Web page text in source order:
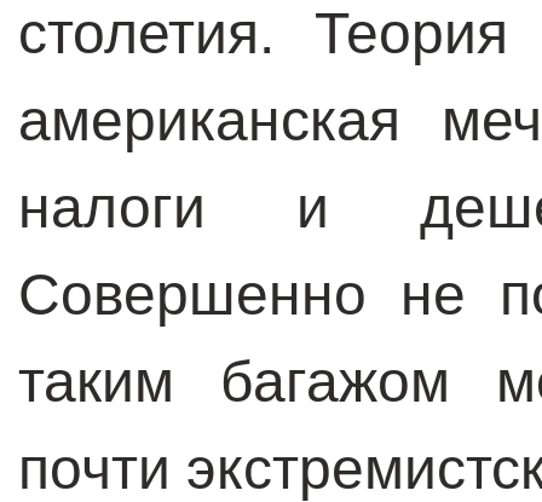
столетия.
американская
налоги и
Совершенно не
таким багажом
почти